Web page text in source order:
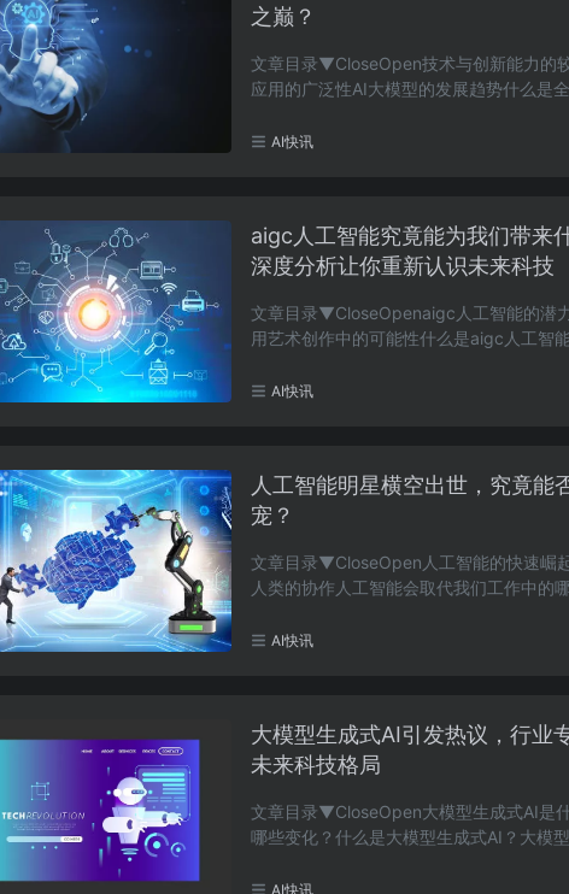
之巅？
文章目录▼CloseOpen技术与创新能力的
应用的广泛性AI大模型的发展趋势什么是
AI快讯
aigc人工智能究竟能为我们带来
深度分析让你重新认识未来科技
文章目录▼CloseOpenaigc人工智能的潜
用艺术创作中的可能性什么是aigc人工智
AI快讯
人工智能明星横空出世，究竟能
宠？
文章目录▼CloseOpen人工智能的快速崛
人类的协作人工智能会取代我们工作中的
AI快讯
大模型生成式AI引发热议，行业
未来科技格局
文章目录▼CloseOpen大模型生成式AI是
哪些变化？什么是大模型生成式AI？大模
AI快讯